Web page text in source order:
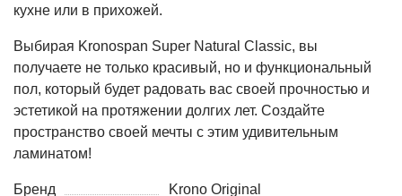
кухне или в прихожей.
Выбирая Kronospan Super Natural Classic, вы
получаете не только красивый, но и функциональный
пол, который будет радовать вас своей прочностью и
эстетикой на протяжении долгих лет. Создайте
пространство своей мечты с этим удивительным
ламинатом!
Бренд Krono Original